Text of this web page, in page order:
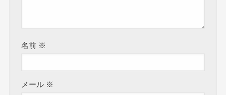
名前 ※
メール ※